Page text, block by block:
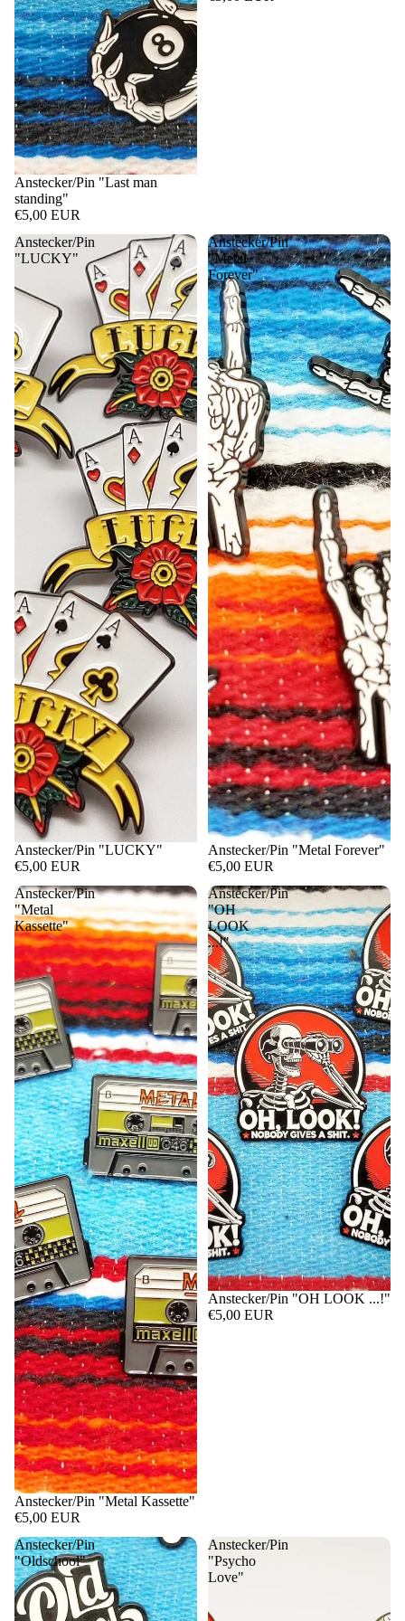
Anstecker/Pin "Last man
standing"
€5,00 EUR
Anstecker/Pin
"LUCKY"
Anstecker/Pin "LUCKY"
€5,00 EUR
Anstecker/Pin
"Metal
Forever"
Anstecker/Pin "Metal Forever"
€5,00 EUR
Anstecker/Pin
"Metal
Kassette"
Anstecker/Pin "Metal Kassette"
€5,00 EUR
Anstecker/Pin
"OH
LOOK
...!"
Anstecker/Pin "OH LOOK ...!"
€5,00 EUR
Anstecker/Pin
"Oldschool"
Anstecker/Pin
"Psycho
Love"